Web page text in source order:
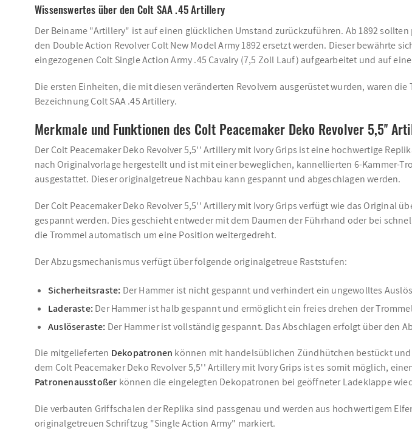
Wissenswertes über den Colt SAA .45 Artillery
Der Beiname "Artillery" ist auf einen glücklichen Umstand zurückzuführen. Ab 1892
den Double Action Revolver Colt New Model Army 1892 ersetzt werden. Dieser bewährte
eingezogenen Colt Single Action Army .45 Cavalry (7,5 Zoll Lauf) aufgearbeitet und auf
Die ersten Einheiten, die mit diesen veränderten Revolvern ausgerüstet wurden, waren
Bezeichnung Colt SAA .45 Artillery.
Merkmale und Funktionen des Colt Peacemaker Deko Revolver 5,5''
Der Colt Peacemaker Deko Revolver 5,5'' Artillery mit Ivory Grips ist eine hochwertige
nach Originalvorlage hergestellt und ist mit einer beweglichen, kannellierten 6-Kammer-
ausgestattet. Dieser originalgetreue Nachbau kann gespannt und abgeschlagen werden.
Der Colt Peacemaker Deko Revolver 5,5'' Artillery mit Ivory Grips verfügt wie das Original
gespannt werden. Dies geschieht entweder mit dem Daumen der Führhand oder bei
die Trommel automatisch um eine Position weitergedreht.
Der Abzugsmechanismus verfügt über folgende originalgetreue Raststufen:
Sicherheitsraste: Der Hammer ist nicht gespannt und verhindert ein ungewolltes
Laderaste: Der Hammer ist halb gespannt und ermöglicht ein freies drehen der
Auslöseraste: Der Hammer ist vollständig gespannt. Das Abschlagen erfolgt über den
Die mitgelieferten Dekopatronen können mit handelsüblichen Zündhütchen bestückt
dem Colt Peacemaker Deko Revolver 5,5'' Artillery mit Ivory Grips ist es somit möglich,
Patronenausstoßer können die eingelegten Dekopatronen bei geöffneter Ladeklappe
Die verbauten Griffschalen der Replika sind passgenau und werden aus hochwertigem
originalgetreuen Schriftzug "Single Action Army" markiert.